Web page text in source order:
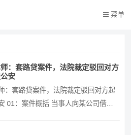
菜单
师：套路贷案件，法院裁定驳回对方
安
：套路贷案件，法院裁定驳回对方起
01：案件概括 当事人向某公司借